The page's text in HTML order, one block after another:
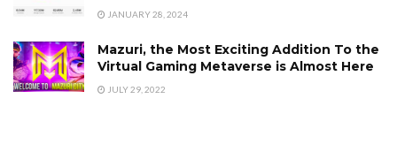
JANUARY 28, 2024
Mazuri, the Most Exciting Addition To the
Virtual Gaming Metaverse is Almost Here
JULY 29, 2022